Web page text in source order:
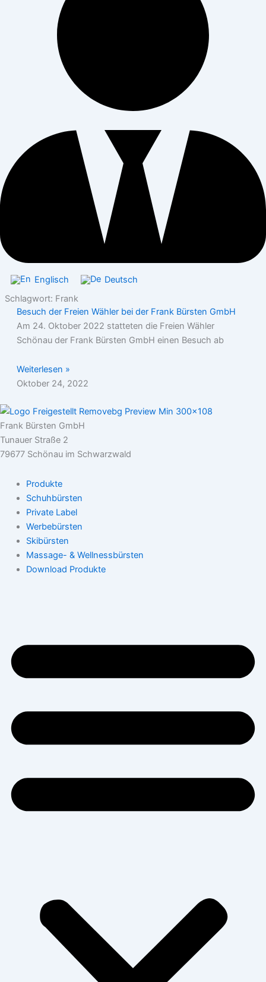
Englisch
Deutsch
Schlagwort: Frank
Besuch der Freien Wähler bei der Frank Bürsten GmbH
Am 24. Oktober 2022 statteten die Freien Wähler
Schönau der Frank Bürsten GmbH einen Besuch ab
Weiterlesen »
Oktober 24, 2022
Frank Bürsten GmbH
Tunauer Straße 2
79677 Schönau im Schwarzwald
Produkte
Schuhbürsten
Private Label
Werbebürsten
Skibürsten
Massage- & Wellnessbürsten
Download Produkte